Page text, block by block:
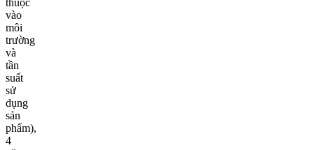
vào
môi
trường
và
tần
suất
sử
dụng
sản
phẩm),
4